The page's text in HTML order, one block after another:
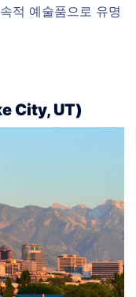
적 예술품으로 유명
City, UT)